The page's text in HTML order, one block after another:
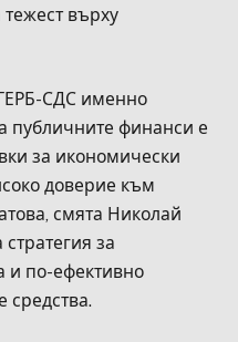
върху
СДС именно
публичните финанси е
за икономически
доверие към
смята Николай
за
и по-ефективно
средства.